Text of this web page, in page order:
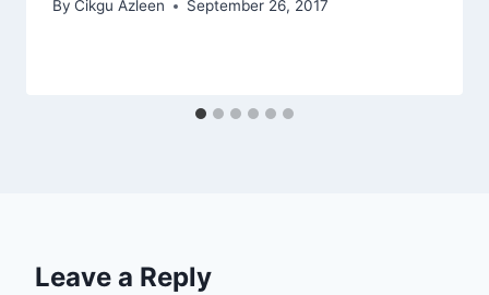
By Cikgu Azleen September 26, 2017
Leave a Reply